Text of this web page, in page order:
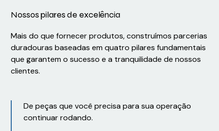
Nossos pilares de excelência
Mais do que fornecer produtos, construímos parcerias
duradouras baseadas em quatro pilares fundamentais
que garantem o sucesso e a tranquilidade de nossos
clientes.
De peças que você precisa para sua operação
continuar rodando.